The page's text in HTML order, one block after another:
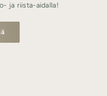
ja riista-aidalla!